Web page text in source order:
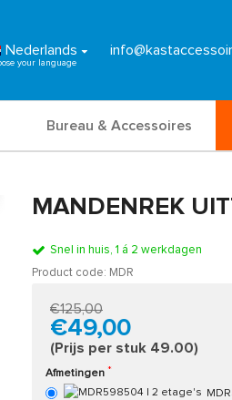
Nederlands
Bureau & Accessoires
MANDENREK
Snel in huis, 1 á 2 werkdagen
Product code: MDR
€125,00
€49,00
(Prijs per stuk 49.00)
Afmetingen